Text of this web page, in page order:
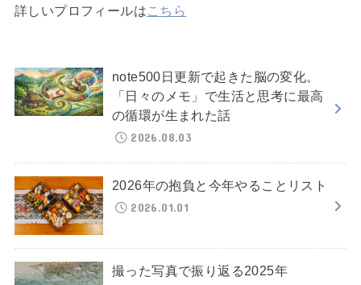
詳しいプロフィールはこちら
note500日更新で起きた脳の変化。
「日々のメモ」で生活と思考に最高
の循環が生まれた話
2026.08.03
2026年の抱負と今年やることリスト
2026.01.01
撮った写真で振り返る2025年